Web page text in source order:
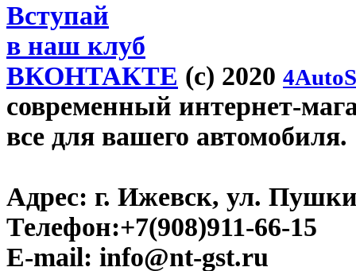
Вступай
в наш клуб
ВКОНТАКТЕ (c) 2020
современный интернет-
все для вашего автомобиля.
Адрес: г. Ижевск, ул.
Телефон:+7(908)911-66-15
E-mail: info@nt-gst.ru